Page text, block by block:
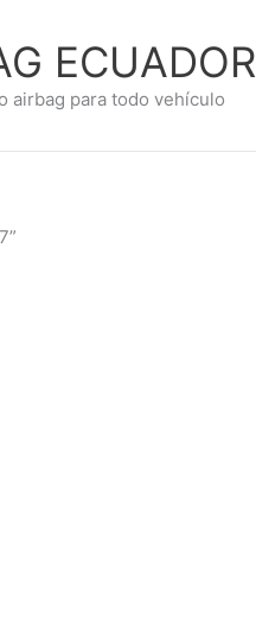
ECUADOR
airbag para todo vehículo